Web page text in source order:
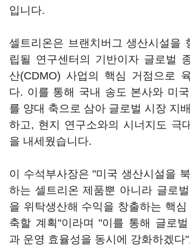
입니다.
셀트리온은 브랜치버그 생산시설을
립될 연구센터의 기반이자 글로벌
산(CDMO) 사업의 핵심 거점으로
다. 이를 통해 국내 송도 본사와 미
를 양대 축으로 삼아 글로벌 시장 지
하고, 현지 연구소와의 시너지도 극
을 내세웠습니다.
이 수석부사장은 "미국 생산시설을
하는 셀트리온 제품뿐 아니라 글로
을 위탁생산해 수익을 창출하는 핵
축할 계획"이라며 "이를 통해 글로
과 운영 효율성을 동시에 강화하겠다